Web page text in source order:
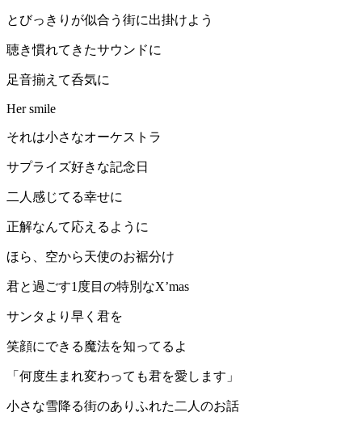
とびっきりが似合う街に出掛けよう
聴き慣れてきたサウンドに
足音揃えて呑気に
Her smile
それは小さなオーケストラ
サプライズ好きな記念日
二人感じてる幸せに
正解なんて応えるように
ほら、空から天使のお裾分け
君と過ごす1度目の特別なX’mas
サンタより早く君を
笑顔にできる魔法を知ってるよ
「何度生まれ変わっても君を愛します」
小さな雪降る街のありふれた二人のお話